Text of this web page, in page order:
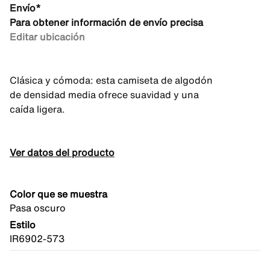
Envío*
Para obtener información de envío precisa
Editar ubicación
Clásica y cómoda: esta camiseta de algodón
de densidad media ofrece suavidad y una
caída ligera.
Ver datos del producto
Color que se muestra
Pasa oscuro
Estilo
IR6902-573